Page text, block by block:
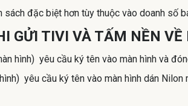
đặc biệt hơn tùy thuộc vào doanh số
GỬI TIVI VÀ TẤM NỀN
hình) yêu cầu ký tên vào màn hình và
yêu cầu ký tên vào màn hình dán